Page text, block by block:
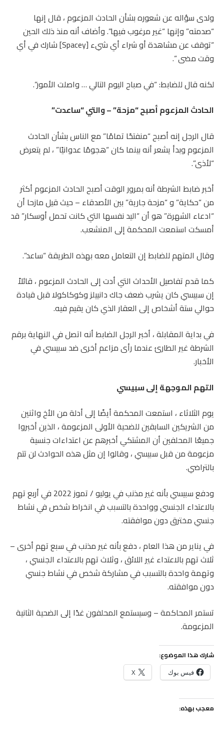
ولدى سؤاله عن شعوره بشأن الحادث المزعوم ، قال إنها
“صدمته” وإنها “غير مرغوب فيها”. وأضاف أنه منذ ذلك الحين
“توقف عن مشاهدة أو شراء أي شيء [Spacey] شارك في أي
وقت مضى “.
لكنه قال للضابط: “في صباح اليوم التالي … واصلت الأمور”.
الحادث المزعوم أصبح “مزحة” – والتي “ساعدت”
قال الرجل إنه أصبح “منفتحًا تمامًا” مع الناس بشأن الحادث
المزعوم وبدأ يشعر أنه بينما كان “هجومًا عدوانيًا” ، لم يتعرض
“لأذى”.
أخبر ضابط الشرطة أنه بمرور الوقت أصبح الحادث المزعوم أكثر
من “حكاية” و “مزحة جارية” بين الأصدقاء – حيث قيل مازحا أن
“ادعاء الشهرة” هو أن “اليد نفسها التي كانت تحمل أوسكار” قد
أمسكت استمعت المحكمة إلى المنشعب.
وقال المتهم للضابط إن التعامل معه بهذه الطريقة “ساعد”.
كما قدم تفاصيل الأحداث التي أدت إلى الحادث المزعوم ، قائلاً
إن سبيسي كان يشرب ضعف جاك دانييلز وكوكاكولا قبل قيادة
حوالي ستة أشخاص إلى العقار الذي كان يقيم فيه.
في بداية المقابلة ، أخبر الرجل الضابط أنه اتصل في النهاية برقم
الشرطة غير الطارئ عندما رأى مزاعم أخرى ضد سبيسي في
الأخبار.
التهم الموجهة إلى سبيسي
يوم الثلاثاء ، استمعت المحكمة أيضًا إلى أدلة من الأخ واثنين
من الشريكين السابقين للضحية الأولى المزعومة ، الذين أخبروا
جميعًا المحلفين أن المشتكي أخبرهم عن اعتداءات جنسية
مزعومة من قبل سبيسي ، وقالوا إن مثل هذه الحوادث لن تتم
بالتراضي.
ودفع سبيسي بأنه غير مذنب في يوليو / تموز 2022 في أربع تهم
بالاعتداء الجنسي وواحدة بالتسبب في انخراط شخص في نشاط
جنسي مخترق دون موافقته.
في يناير من هذا العام ، دفع بأنه غير مذنب في سبع تهم أخرى –
ثلاث تهم بالاعتداء غير اللائق ، وثلاث تهم بالاعتداء الجنسي ،
وتهمة واحدة بالتسبب في مشاركة شخص في نشاط جنسي
دون موافقته.
تستمر المحاكمة – وسيستمع المحلفون غدًا إلى الضحية الثانية
المزعومة.
شارك هذا الموضوع:
فيس بوك X
معجب بهذه: